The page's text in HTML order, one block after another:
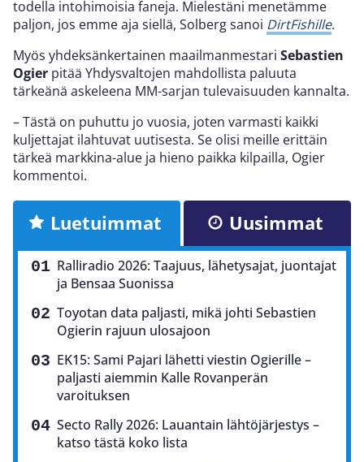
todella intohimoisia faneja. Mielestäni menetämme
paljon, jos emme aja siellä, Solberg sanoi DirtFishille.
Myös yhdeksänkertainen maailmanmestari Sebastien
Ogier pitää Yhdysvaltojen mahdollista paluuta
tärkeänä askeleena MM-sarjan tulevaisuuden kannalta.
– Tästä on puhuttu jo vuosia, joten varmasti kaikki
kuljettajat ilahtuvat uutisesta. Se olisi meille erittäin
tärkeä markkina-alue ja hieno paikka kilpailla, Ogier
kommentoi.
Luetuimmat Uusimmat
Ralliradio 2026: Taajuus, lähetysajat, juontajat
ja Bensaa Suonissa
Toyotan data paljasti, mikä johti Sebastien
Ogierin rajuun ulosajoon
EK15: Sami Pajari lähetti viestin Ogierille –
paljasti aiemmin Kalle Rovanperän
varoituksen
Secto Rally 2026: Lauantain lähtöjärjestys –
katso tästä koko lista